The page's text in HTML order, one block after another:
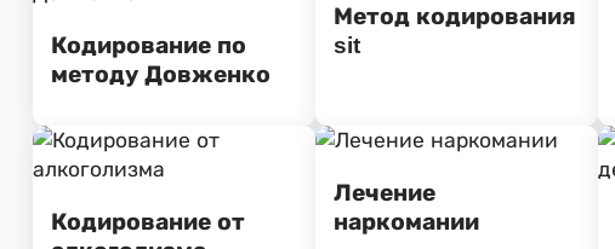
Кодирование по
методу Довженко
Метод кодирования
sit
Кодирование от
Лечение
наркомании